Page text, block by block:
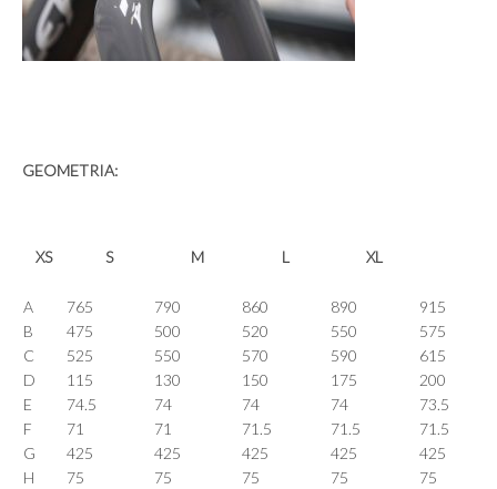
GEOMETRIA:
XS S M L XL
A 765 790 860 890
915
B
475 500 520 550
575
C
525 550 570 590
615
D
115 130 150 175
200
E
74.5 74 74 74
73.5
F
71 71 71.5 71.5
71.5
G
425 425 425 425
425
H
75 75 75 75
75